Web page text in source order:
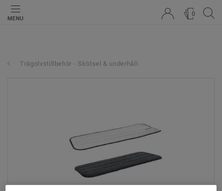
MENU
0
Trägolvstillbehör - Skötsel & underhåll